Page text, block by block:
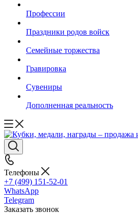
Профессии
Праздники родов войск
Семейные торжества
Гравировка
Сувениры
Дополненная реальность
Телефоны
+7 (499) 151-52-01
WhatsApp
Telegram
Заказать звонок